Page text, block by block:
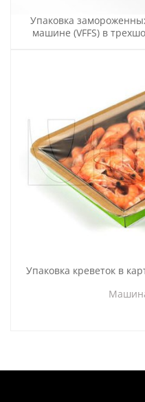
Упаковка
машине (VFFS) в
Упаковка креветок в